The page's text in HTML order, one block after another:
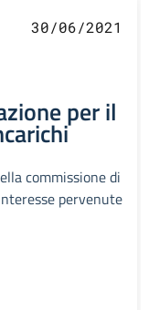
30/06/2021
per il
commissione di
pervenute